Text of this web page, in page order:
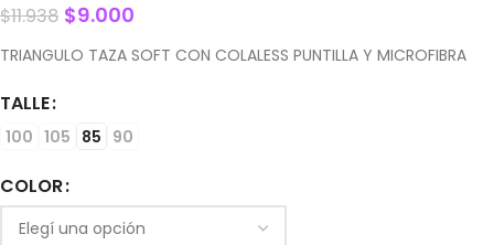
$11.938 $9.000
TRIANGULO TAZA SOFT CON COLALESS PUNTILLA Y MICROFIBRA
TALLE
100 105 85 90
COLOR